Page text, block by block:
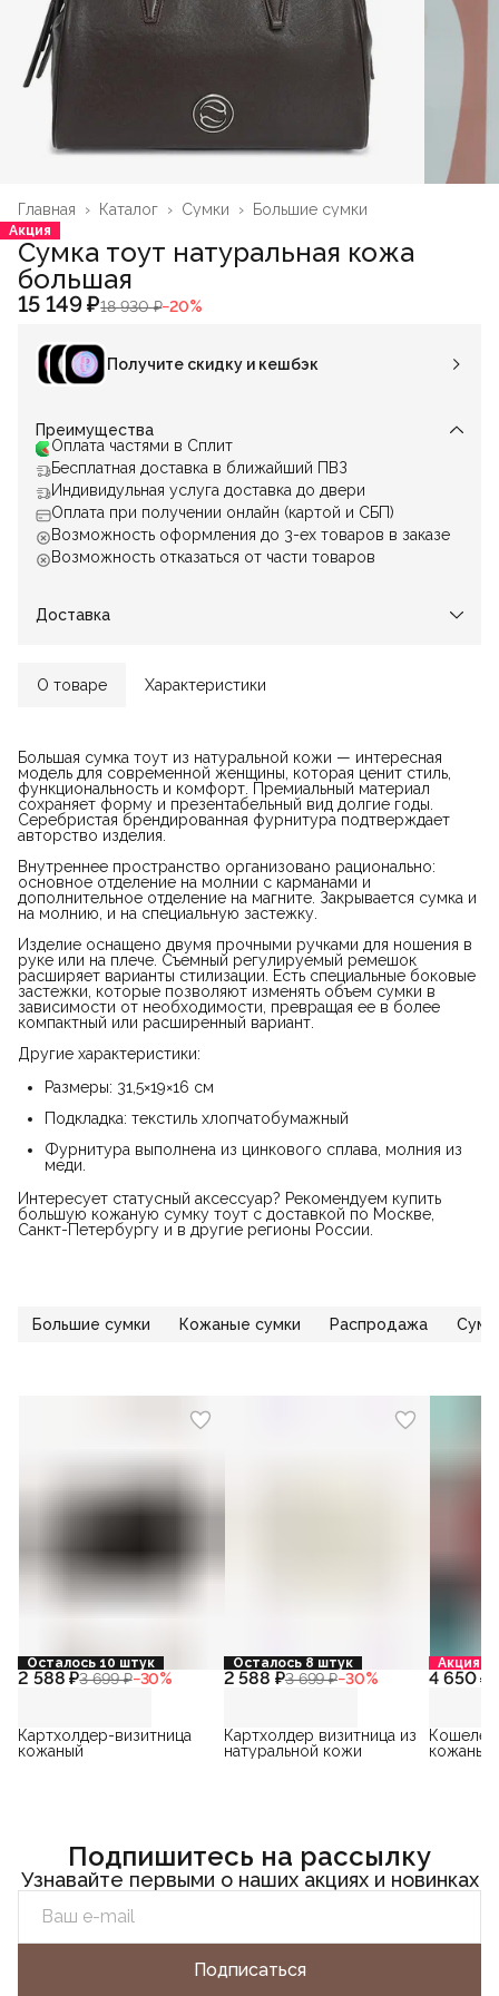
Большие сумки
Сумки ›
Каталог ›
Главная ›
Акция
Сумка тоут натуральная кожа
большая
15 149 ₽18 930 ₽−20%
Получите скидку и кешбэк
Преимущества
Оплата частями в Сплит
Бесплатная доставка в ближайший ПВЗ
Индивидульная услуга доставка до двери
Оплата при получении онлайн (картой и СБП)
Возможность оформления до 3-ех товаров в заказе
Возможность отказаться от части товаров
Доставка
О товаре Характеристики
Большая сумка тоут из натуральной кожи — интересная
модель для современной женщины, которая ценит стиль,
функциональность и комфорт. Премиальный материал
сохраняет форму и презентабельный вид долгие годы.
Серебристая брендированная фурнитура подтверждает
авторство изделия.
Внутреннее пространство организовано рационально:
основное отделение на молнии с карманами и
дополнительное отделение на магните. Закрывается сумка и
на молнию, и на специальную застежку.
Изделие оснащено двумя прочными ручками для ношения в
руке или на плече. Съемный регулируемый ремешок
расширяет варианты стилизации. Есть специальные боковые
застежки, которые позволяют изменять объем сумки в
зависимости от необходимости, превращая ее в более
компактный или расширенный вариант.
Другие характеристики:
Размеры: 31,5×19×16 см
Подкладка: текстиль хлопчатобумажный
Фурнитура выполнена из цинкового сплава, молния из
меди.
Интересует статусный аксессуар? Рекомендуем купить
большую кожаную сумку тоут с доставкой по Москве,
Санкт-Петербургу и в другие регионы России.
Большие сумки Кожаные сумки Распродажа
Осталось 10 штук
2 588 ₽3 699 ₽−30%
Картхолдер-визитница
кожаный
Осталось 8 штук
2 588 ₽3 699 ₽−30%
Картхолдер визитница из
натуральной кожи
Акция
4 650 ₽
кожаный
Подпишитесь на рассылку
Узнавайте первыми о наших акциях и новинках
Подписаться